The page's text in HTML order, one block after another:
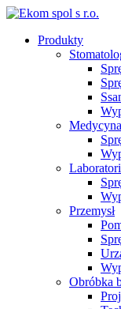
Produkty
Medycyna
Przemysł
Obróbka